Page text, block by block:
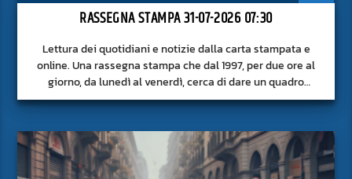
RASSEGNA STAMPA 31-07-2026 07:30
Lettura dei quotidiani e notizie dalla carta stampata e
online. Una rassegna stampa che dal 1997, per due ore al
giorno, da lunedì al venerdì, cerca di dare un quadro
approfondito delle notizie del giorno, senza fermarsi alla